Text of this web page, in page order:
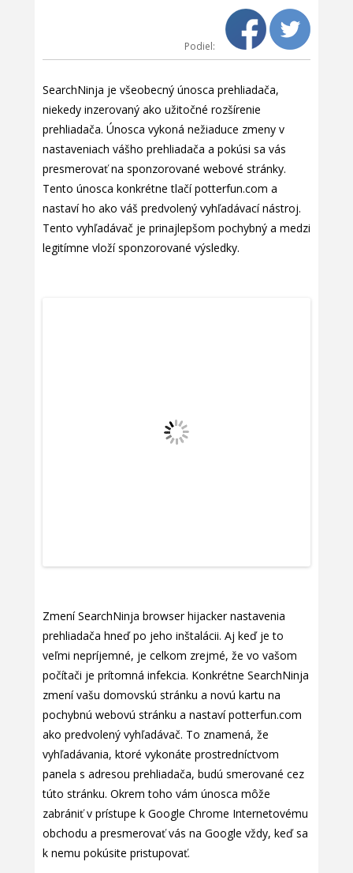
Podiel:
SearchNinja je všeobecný únosca prehliadača,
niekedy inzerovaný ako užitočné rozšírenie
prehliadača. Únosca vykoná nežiaduce zmeny v
nastaveniach vášho prehliadača a pokúsi sa vás
presmerovať na sponzorované webové stránky.
Tento únosca konkrétne tlačí potterfun.com a
nastaví ho ako váš predvolený vyhľadávací nástroj.
Tento vyhľadávač je prinajlepšom pochybný a medzi
legitímne vloží sponzorované výsledky.
Zmení SearchNinja browser hijacker nastavenia
prehliadača hneď po jeho inštalácii. Aj keď je to
veľmi nepríjemné, je celkom zrejmé, že vo vašom
počítači je prítomná infekcia. Konkrétne SearchNinja
zmení vašu domovskú stránku a novú kartu na
pochybnú webovú stránku a nastaví potterfun.com
ako predvolený vyhľadávač. To znamená, že
vyhľadávania, ktoré vykonáte prostredníctvom
panela s adresou prehliadača, budú smerované cez
túto stránku. Okrem toho vám únosca môže
zabrániť v prístupe k Google Chrome Internetovému
obchodu a presmerovať vás na Google vždy, keď sa
k nemu pokúsite pristupovať.